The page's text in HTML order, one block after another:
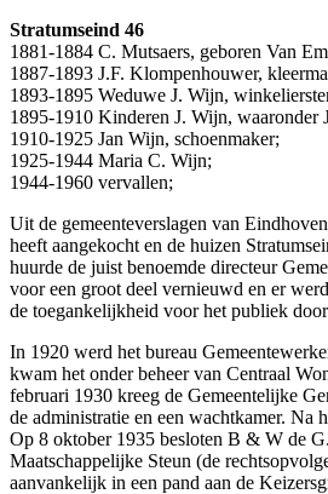
Stratumseind 46
1881-1884 C. Mutsaers, geboren Van
1887-1893 J.F. Klompenhouwer,
1893-1895 Weduwe J. Wijn,
1895-1910 Kinderen J. Wijn, waaronder
1910-1925 Jan Wijn, schoenmaker;
1925-1944 Maria C. Wijn;
1944-1960 vervallen;
Uit de gemeenteverslagen van
heeft aangekocht en de huizen
huurde de juist benoemde directeur
voor een groot deel vernieuwd en er
de toegankelijkheid voor het publiek
In 1920 werd het bureau
kwam het onder beheer van Centraal
februari 1930 kreeg de Gemeentelijke
de administratie en een wachtkamer. Na
Op 8 oktober 1935 besloten B & W de
Maatschappelijke Steun (de
aanvankelijk in een pand aan de